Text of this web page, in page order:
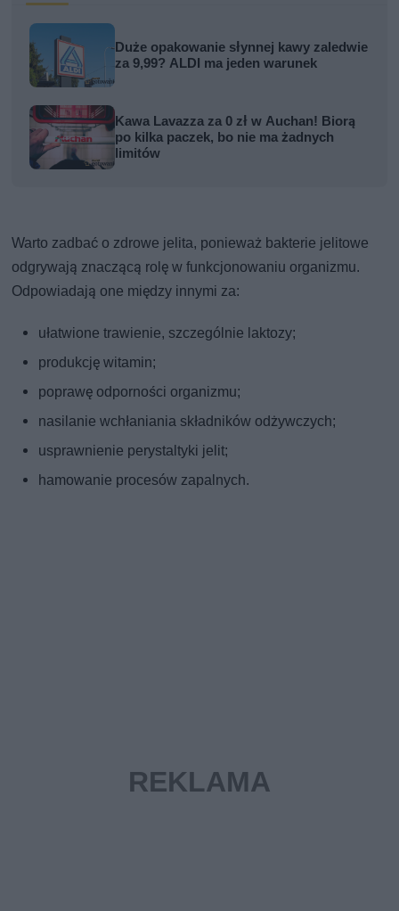
Duże opakowanie słynnej kawy zaledwie
za 9,99? ALDI ma jeden warunek
Kawa Lavazza za 0 zł w Auchan! Biorą
po kilka paczek, bo nie ma żadnych
limitów
Warto zadbać o zdrowe jelita, ponieważ bakterie jelitowe
odgrywają znaczącą rolę w funkcjonowaniu organizmu.
Odpowiadają one między innymi za:
ułatwione trawienie, szczególnie laktozy;
produkcję witamin;
poprawę odporności organizmu;
nasilanie wchłaniania składników odżywczych;
usprawnienie perystaltyki jelit;
hamowanie procesów zapalnych.